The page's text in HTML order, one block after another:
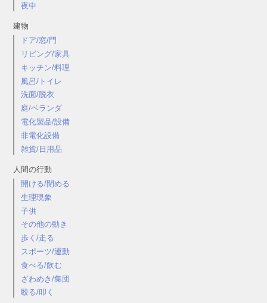
夜中
建物
ドア/窓/門
リビング/家具
キッチン/料理
風呂/トイレ
洗面/脱衣
庭/ベランダ
電化製品/設備
非電化設備
雑貨/日用品
人間の行動
開ける/閉める
生理現象
子供
その他の動き
歩く/走る
スポーツ/運動
食べる/飲む
ざわめき/集団
殴る/叩く